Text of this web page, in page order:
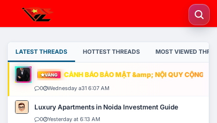
LATEST THREADS HOTTEST THREADS MOST VIEWED
VÀNG CẢNH BÁO BẢO MẬT &amp; NỘI QUY CỘNG
0 Wednesday a31 6:07 AM
Luxury Apartments in Noida Investment Guide
0 Yesterday at 6:13 AM